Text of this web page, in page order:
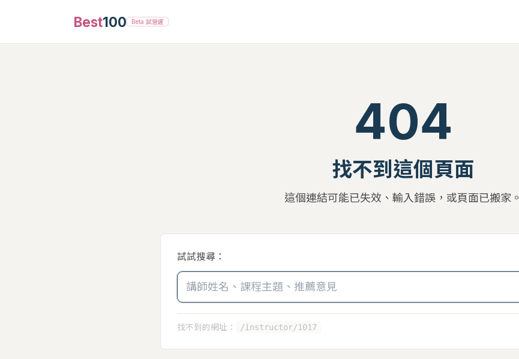
Best100 Beta 試營運
404
找不到這個頁面
這個連結可能已失效、輸入錯誤，或頁面已搬家。
試試搜尋：
找不到的網址： /instructor/1017